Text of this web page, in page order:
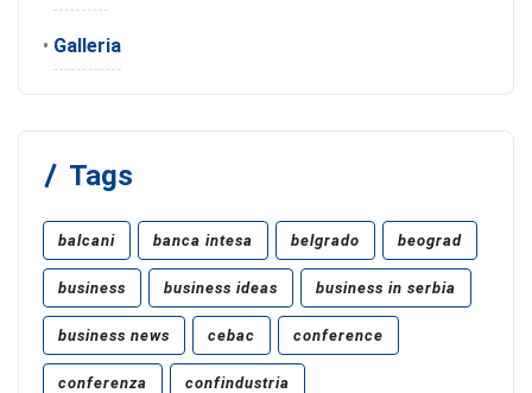
• Galleria
Tags
balcani banca intesa belgrado beograd
business business ideas business in serbia
business news cebac conference
conferenza confindustria